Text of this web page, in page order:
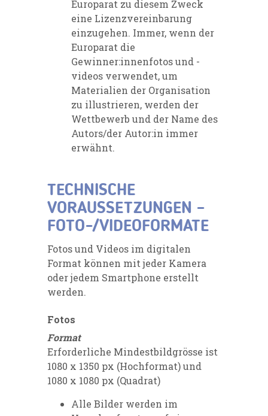
Europarat zu diesem Zweck
eine Lizenzvereinbarung
einzugehen. Immer, wenn der
Europarat die
Gewinner:innenfotos und -
videos verwendet, um
Materialien der Organisation
zu illustrieren, werden der
Wettbewerb und der Name des
Autors/der Autor:in immer
erwähnt.
TECHNISCHE
VORAUSSETZUNGEN –
FOTO-/VIDEOFORMATE
Fotos und Videos im digitalen
Format können mit jeder Kamera
oder jedem Smartphone erstellt
werden.
Fotos
Format
Erforderliche Mindestbildgrösse ist
1080 x 1350 px (Hochformat) und
1080 x 1080 px (Quadrat)
Alle Bilder werden im